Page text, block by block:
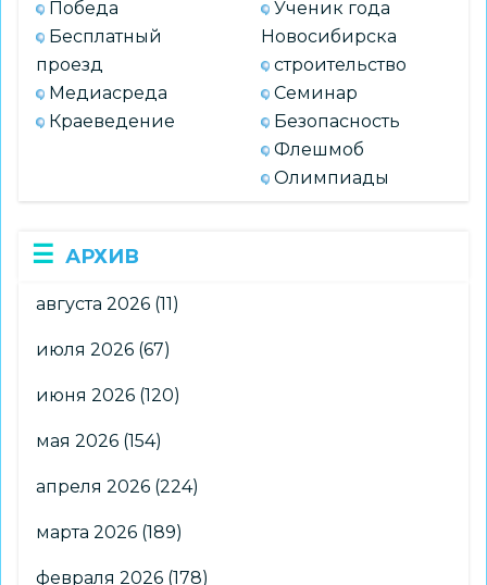
Победа
Бесплатный
проезд
Медиасреда
Краеведение
Ученик года
Новосибирска
строительство
Семинар
Безопасность
Флешмоб
Олимпиады
АРХИВ
августа 2026 (11)
июля 2026 (67)
июня 2026 (120)
мая 2026 (154)
апреля 2026 (224)
марта 2026 (189)
февраля 2026 (178)